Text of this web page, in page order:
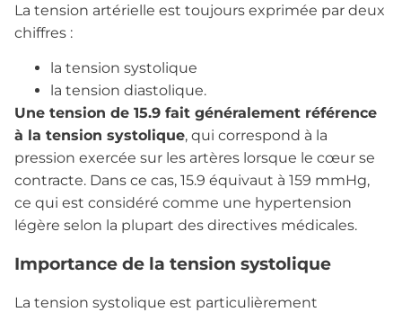
La tension artérielle est toujours exprimée par deux
chiffres :
la tension systolique
la tension diastolique.
Une tension de 15.9 fait généralement référence
à la tension systolique, qui correspond à la
pression exercée sur les artères lorsque le cœur se
contracte. Dans ce cas, 15.9 équivaut à 159 mmHg,
ce qui est considéré comme une hypertension
légère selon la plupart des directives médicales.
Importance de la tension systolique
La tension systolique est particulièrement